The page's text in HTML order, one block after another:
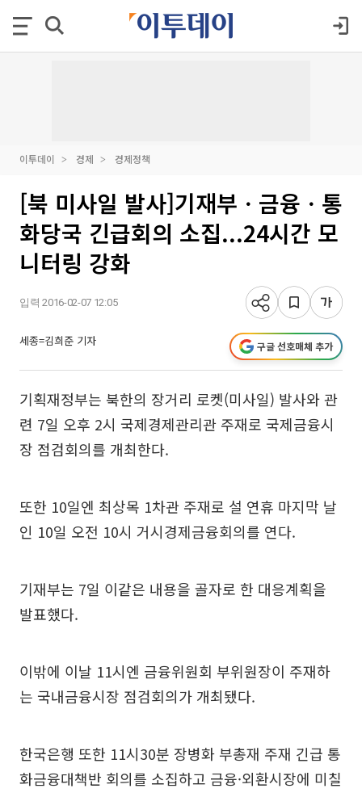
이투데이 경제 경제정책
[북 미사일 발사]기재부ㆍ금융ㆍ통
화당국 긴급회의 소집...24시간 모
니터링 강화
입력 2016-02-07 12:05
세종=김희준 기자 구글 선호매체 추가
기획재정부는 북한의 장거리 로켓(미사일) 발사와 관
련 7일 오후 2시 국제경제관리관 주재로 국제금융시
장 점검회의를 개최한다.
또한 10일엔 최상목 1차관 주재로 설 연휴 마지막 날
인 10일 오전 10시 거시경제금융회의를 연다.
기재부는 7일 이같은 내용을 골자로 한 대응계획을
발표했다.
이밖에 이날 11시엔 금융위원회 부위원장이 주재하
는 국내금융시장 점검회의가 개최됐다.
한국은행 또한 11시30분 장병화 부총재 주재 긴급 통
화금융대책반 회의를 소집하고 금융·외환시장에 미칠